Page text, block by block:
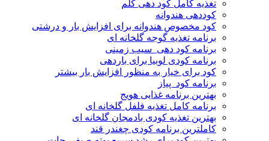
تغذیه کامل کود دهی کلم
کوددهی هندوانه
کود مخصوص هندوانه برای افزایش بار و درشتی
برنامه تغذیه گوجه گلخانه ای
برنامه کود دهی سیب زمینی
برنامه کودی لوبیا برای باردهی
کود برای خیار به منظور افزایش بار بیشتر
برنامه کود پیاز
بهترین برنامه غذایی هویج
برنامه کامل تغذیه فلفل گلخانه ای
بهترین تغذیه کودی بادمجان گلخانه ای
کاملترین برنامه کودی چغندر قند